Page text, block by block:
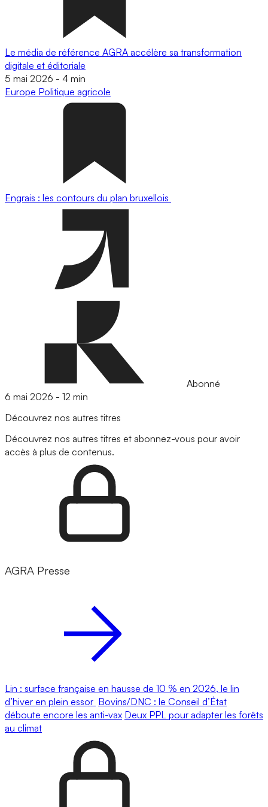
Le média de référence AGRA accélère sa transformation
digitale et éditoriale
5 mai 2026 - 4 min
Europe Politique agricole
Engrais : les contours du plan bruxellois
Abonné
6 mai 2026 - 12 min
Découvrez nos autres titres
Découvrez nos autres titres et abonnez-vous pour avoir
accès à plus de contenus.
AGRA Presse
Lin : surface française en hausse de 10 % en 2026, le lin
d’hiver en plein essor Bovins/DNC : le Conseil d’État
déboute encore les anti-vax Deux PPL pour adapter les forêts
au climat